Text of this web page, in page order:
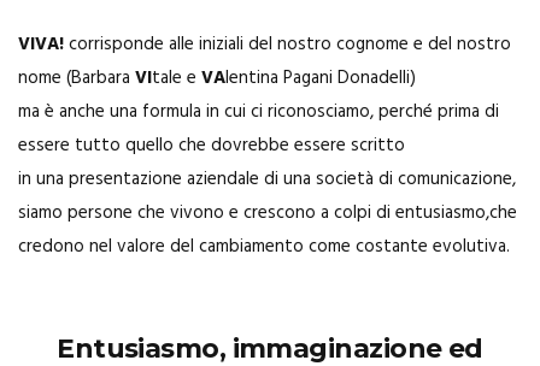
VIVA!corrisponde alle iniziali del nostro cognome e del nostro
nome (Barbara VItale e VAlentina Pagani Donadelli)
ma è anche una formula in cui ci riconosciamo, perché prima di
essere tutto quello che dovrebbe essere scritto
in una presentazione aziendale di una società di comunicazione,
siamo persone che vivono e crescono a colpi di entusiasmo,che
credono nel valore del cambiamento come costante evolutiva.
Entusiasmo, immaginazione ed